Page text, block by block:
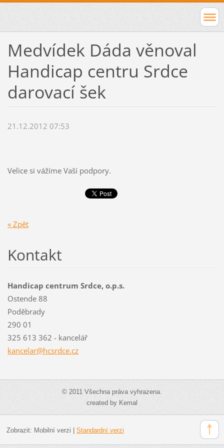
Medvídek Dáda věnoval
Handicap centru Srdce
darovací šek
21.12.2012 07:53
Velice si vážíme Vaší podpory.
« Zpět
Kontakt
Handicap centrum Srdce, o.p.s.
Ostende 88
Poděbrady
290 01
325 613 362 - kancelář
kancelar@hcsrdce.cz
© 2011 Všechna práva vyhrazena.
created by Kemal
Zobrazit: Mobilní verzi Standardní verzi